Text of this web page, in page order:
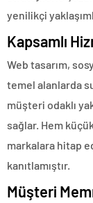
yenilikçi
Kapsamlı
Web tasarım,
temel alanlarda
müşteri odaklı
sağlar. Hem
markalara hitap
kanıtlamıştır.
Müşteri